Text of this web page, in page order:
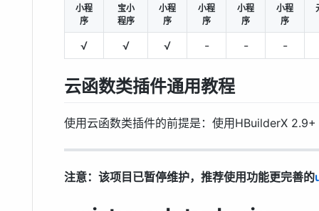
小程
序
宝小
程序
小程
序
小程
序
小程
序
小程
序
√ √ √ - - -
云函数类插件通用教程
使用云函数类插件的前提是：使用HBuilderX 2.9+
注意：该项目已暂停维护，推荐使用功能更完善的